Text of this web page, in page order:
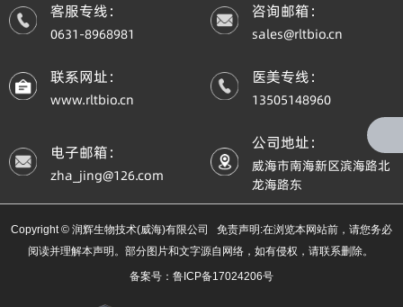
客服专线：
0631-8968981
咨询邮箱：
sales@rltbio.cn
联系网址：
www.rltbio.cn
医美专线：
13505148960
电子邮箱：
zha_jing@126.com
公司地址：
威海市南海新区滨海路北
龙海路东
Copyright © 润辉生物技术(威海)有限公司 免责声明:在浏览本网站前，请您务必
阅读并理解本声明。部分图片和文字源自网络，如有侵权，请联系删除。
备案号：鲁ICP备17024206号